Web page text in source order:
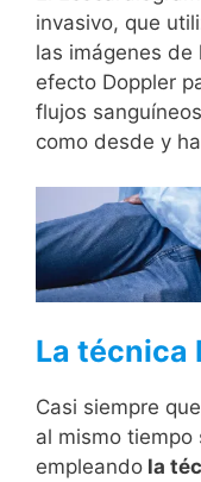
invasivo, que
las imágenes
efecto Doppler
flujos
como desde y
La técnica
Casi siempre
al mismo
empleando la